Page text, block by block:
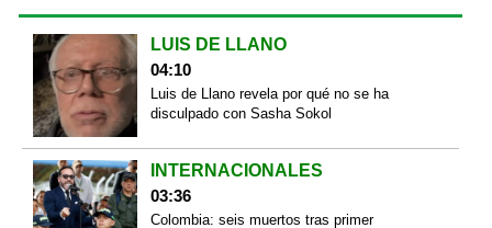
LUIS DE LLANO
04:10
Luis de Llano revela por qué no se ha
disculpado con Sasha Sokol
INTERNACIONALES
03:36
Colombia: seis muertos tras primer